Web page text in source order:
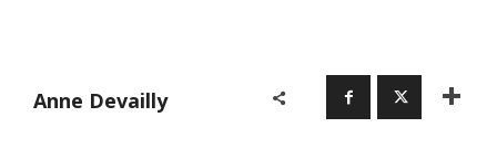
Anne Devailly